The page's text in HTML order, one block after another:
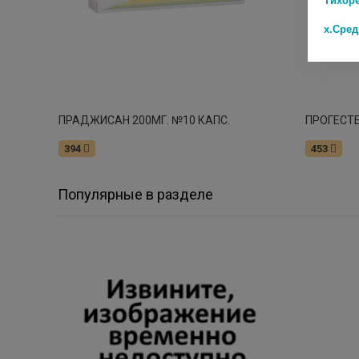
ПРАДЖИСАН 200МГ. №10 КАПС.
394 453
Популярные в разделе